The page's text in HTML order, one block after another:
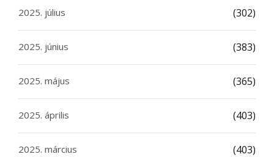
2025. július (302)
2025. június (383)
2025. május (365)
2025. április (403)
2025. március (403)